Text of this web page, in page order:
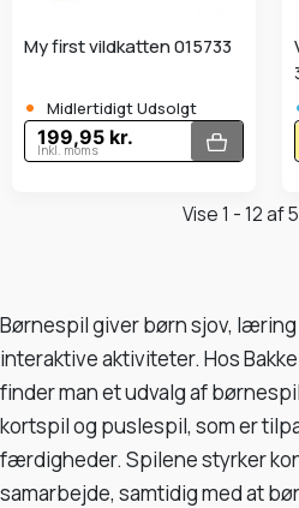
My first vildkatten 015733
• Midlertidigt Udsolgt
199,95 kr.
Inkl. moms
Vini
Vise 1 - 12 af
Børnespil giver børn sjov,
interaktive aktiviteter. Hos
finder man et udvalg af
kortspil og puslespil, som er
færdigheder. Spilene styrker
samarbejde, samtidig med at